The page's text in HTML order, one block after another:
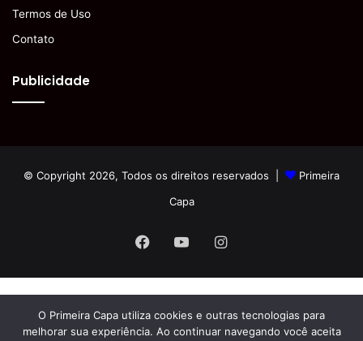
Termos de Uso
Contato
Publicidade
© Copyright 2026, Todos os direitos reservados |
Primeira
Capa
Facebook
YouTubeInstagram
O Primeira Capa utiliza cookies e outras tecnologias para
melhorar sua experiência. Ao continuar navegando você aceita